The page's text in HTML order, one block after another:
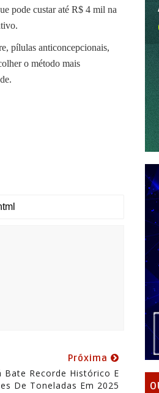
pode custar até R$ 4 mil na
pílulas anticoncepcionais,
o método mais
Próxima
Bate Recorde Histórico E
De Toneladas Em 2025